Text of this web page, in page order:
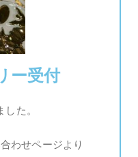
ー受付
た。
わせページより